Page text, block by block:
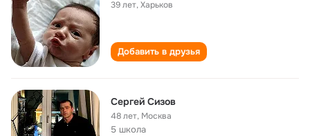
39 лет,Харьков
Добавить в друзья
Сергей Сизов
48 лет, Москва
5 школа